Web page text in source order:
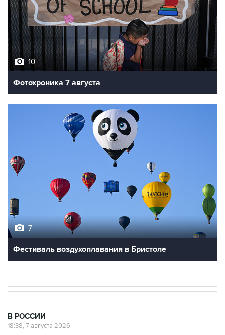
10
Фотохроника 7 августа
7
Фестиваль воздухоплавания в Бристоле
В РОССИИ
18:38, 7 августа 2026